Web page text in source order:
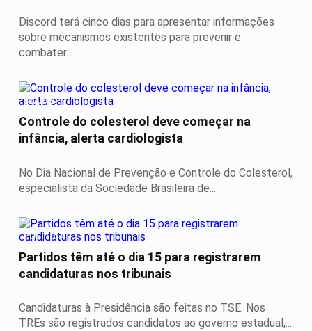
Discord terá cinco dias para apresentar informações
sobre mecanismos existentes para prevenir e
combater...
SAÚDE
Controle do colesterol deve começar na
infância, alerta cardiologista
No Dia Nacional de Prevenção e Controle do Colesterol,
especialista da Sociedade Brasileira de...
POLÍTICA
Partidos têm até o dia 15 para registrarem
candidaturas nos tribunais
Candidaturas à Presidência são feitas no TSE. Nos
TREs são registrados candidatos ao governo estadual,...